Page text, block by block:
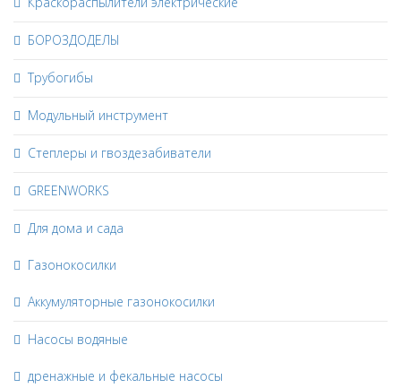
БОРОЗДОДЕЛЫ
Трубогибы
Модульный инструмент
Степлеры и гвоздезабиватели
GREENWORKS
Для дома и сада
Газонокосилки
Аккумуляторные газонокосилки
Насосы водяные
дренажные и фекальные насосы